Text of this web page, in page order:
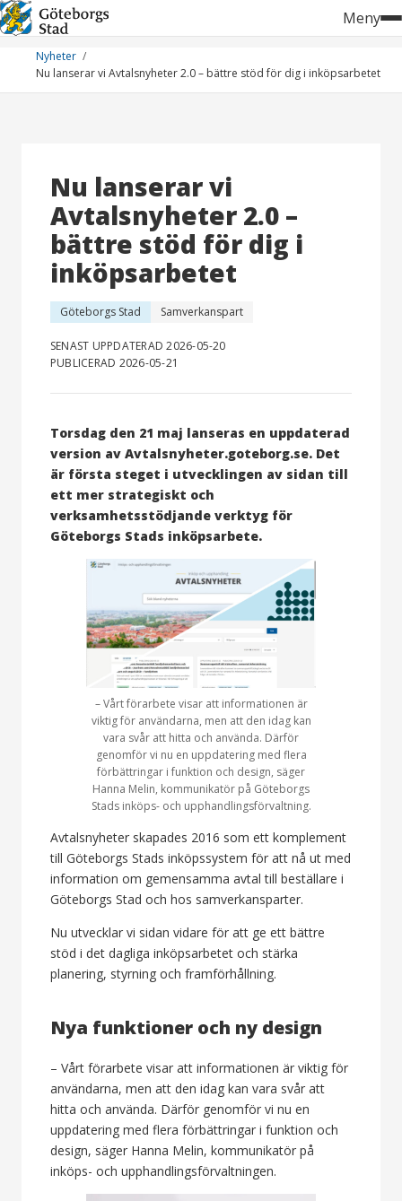
Hoppa
till
innehåll
Meny
Nyheter
Nu lanserar vi Avtalsnyheter 2.0 – bättre stöd för dig i inköpsarbetet
Nu lanserar vi
Avtalsnyheter 2.0 –
bättre stöd för dig i
inköpsarbetet
Göteborgs Stad Samverkanspart
SENAST UPPDATERAD 2026-05-20
PUBLICERAD 2026-05-21
Torsdag den 21 maj lanseras en uppdaterad
version av Avtalsnyheter.goteborg.se. Det
är första steget i utvecklingen av sidan till
ett mer strategiskt och
verksamhetsstödjande verktyg för
Göteborgs Stads inköpsarbete.
– Vårt förarbete visar att informationen är
viktig för användarna, men att den idag kan
vara svår att hitta och använda. Därför
genomför vi nu en uppdatering med flera
förbättringar i funktion och design, säger
Hanna Melin, kommunikatör på Göteborgs
Stads inköps- och upphandlingsförvaltning.
Avtalsnyheter skapades 2016 som ett komplement
till Göteborgs Stads inköpssystem för att nå ut med
information om gemensamma avtal till beställare i
Göteborgs Stad och hos samverkansparter.
Nu utvecklar vi sidan vidare för att ge ett bättre
stöd i det dagliga inköpsarbetet och stärka
planering, styrning och framförhållning.
Nya funktioner och ny design
– Vårt förarbete visar att informationen är viktig för
användarna, men att den idag kan vara svår att
hitta och använda. Därför genomför vi nu en
uppdatering med flera förbättringar i funktion och
design, säger Hanna Melin, kommunikatör på
inköps- och upphandlingsförvaltningen.